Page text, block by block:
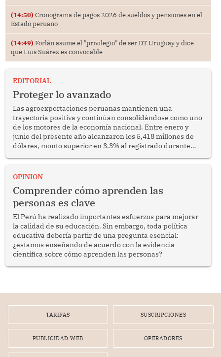
(14:50) Cronograma de pagos 2026 de sueldos y pensiones en el
Estado peruano
(14:49) Forlán asume el "privilegio" de ser DT Uruguay y dice
que Luis Suárez es convocable
EDITORIAL
Proteger lo avanzado
Las agroexportaciones peruanas mantienen una
trayectoria positiva y continúan consolidándose como uno
de los motores de la economía nacional. Entre enero y
junio del presente año alcanzaron los 5,418 millones de
dólares, monto superior en 3.3% al registrado durante
competir en los mercados internacionales y generar
país.
OPINION
Comprender cómo aprenden las
personas es clave
El Perú ha realizado importantes esfuerzos para mejorar
la calidad de su educación. Sin embargo, toda política
educativa debería partir de una pregunta esencial:
¿estamos enseñando de acuerdo con la evidencia
científica sobre cómo aprenden las personas?
TARIFAS SUSCRIPCIONES
PUBLICIDAD WEB OPERADORES